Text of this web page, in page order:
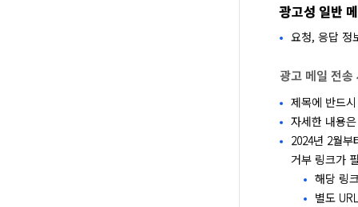
광고성 일반
요청, 응답 정
광고 메일 전송
제목에 반드
자세한 내용
2024년 2월부
거부 링크가
해당 링
별도